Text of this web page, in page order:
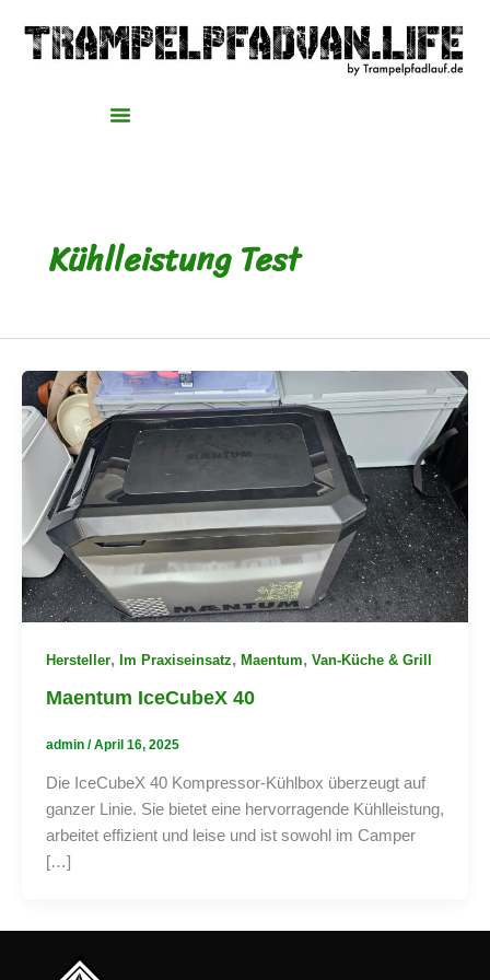
Inhalt
springen
Kühlleistung Test
Hersteller, Im Praxiseinsatz, Maentum, Van-Küche & Grill
Maentum IceCubeX 40
admin /April 16, 2025
Die IceCubeX 40 Kompressor-Kühlbox überzeugt auf
ganzer Linie. Sie bietet eine hervorragende Kühlleistung,
arbeitet effizient und leise und ist sowohl im Camper
[…]